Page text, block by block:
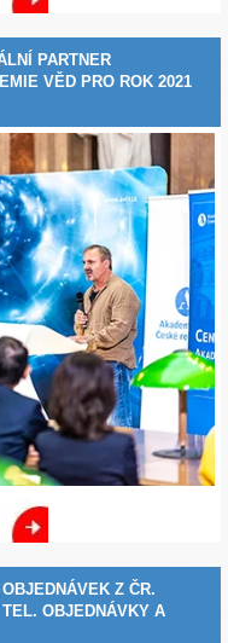
PARTNER
VĚD PRO ROK 2021
Z ČR.
OBJEDNÁVKY A